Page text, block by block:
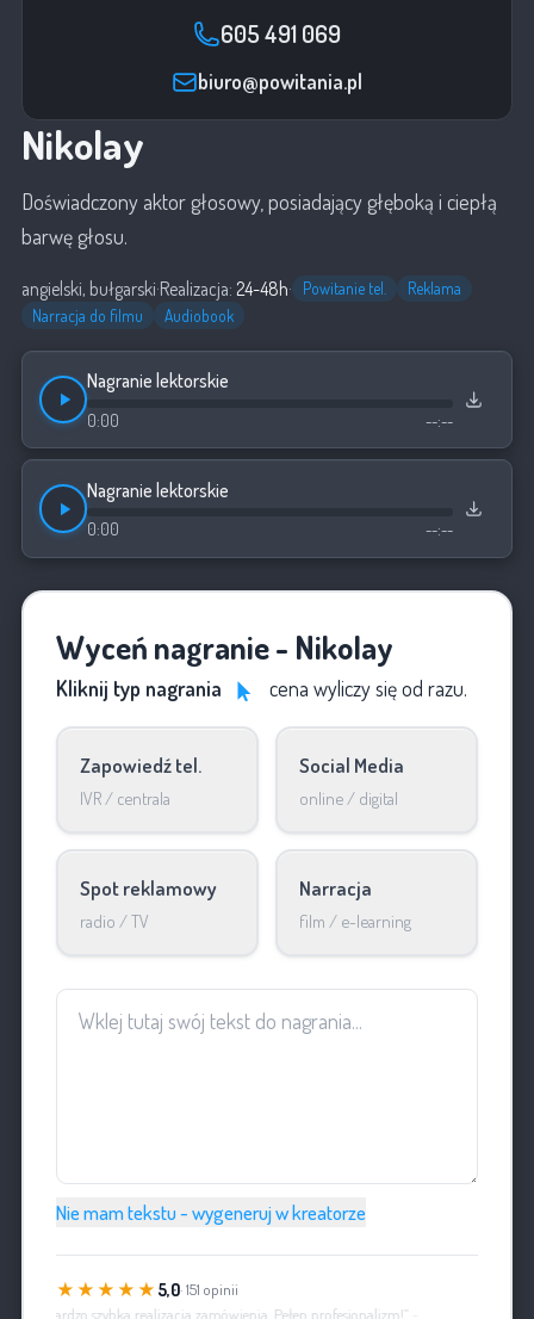
605 491 069
biuro@powitania.pl
Nikolay
Doświadczony aktor głosowy, posiadający głęboką i ciepłą
barwę głosu.
angielski, bułgarski·Realizacja: 24-48h· Powitanie tel.
Reklama
Narracja do filmu
Audiobook
Nagranie lektorskie
0:00 --:--
Nagranie lektorskie
0:00 --:--
Wyceń nagranie - Nikolay
Kliknij typ nagrania cena wyliczy się od razu.
Zapowiedź tel.
IVR / centrala
Social Media
online / digital
Spot reklamowy
radio / TV
Narracja
film / e-learning
Nie mam tekstu - wygeneruj w kreatorze
★★★★★ 5,0· 151 opinii
„Bardzo szybka realizacja zamówienia. Pełen profesjonalizm!”